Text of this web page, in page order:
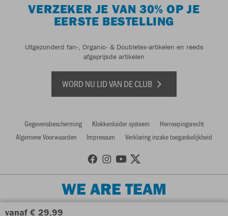
vanaf € 29,99
VERZEKER JE VAN 30% OP JE
EERSTE BESTELLING
Uitgezonderd fan-, Organic- & Doubletex-artikelen en reeds
afgeprijsde artikelen
WORD NU LID VAN DE CLUB
Gegevensbescherming Klokkenluider systeem
Herroepingsrecht
Algemene Voorwaarden
Impressum Verklaring inzake toegankelijkheid
WE ARE TEAM